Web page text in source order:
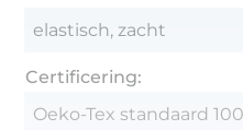
elastisch, zacht
Certificering:
Oeko-Tex standaard